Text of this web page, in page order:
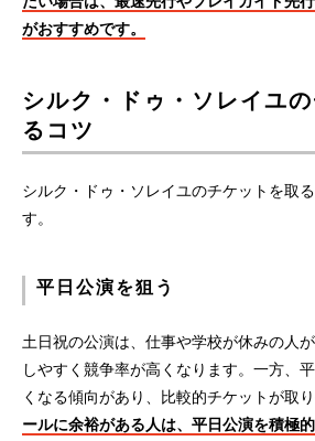
がおすすめです。
シルク・ドゥ・ソレイユ
るコツ
シルク・ドゥ・ソレイユのチケットを取
す。
平日公演を狙う
土日祝の公演は、仕事や学校が休みの人
しやすく競争率が高くなります。一方、
くなる傾向があり、比較的チケットが取り
ールに余裕がある人は、平日公演を積極